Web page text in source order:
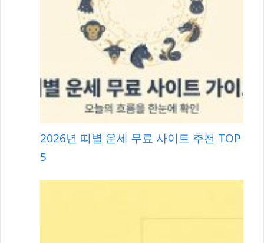
2026년 띠별 운세 무료 사이트 추천 TOP
5